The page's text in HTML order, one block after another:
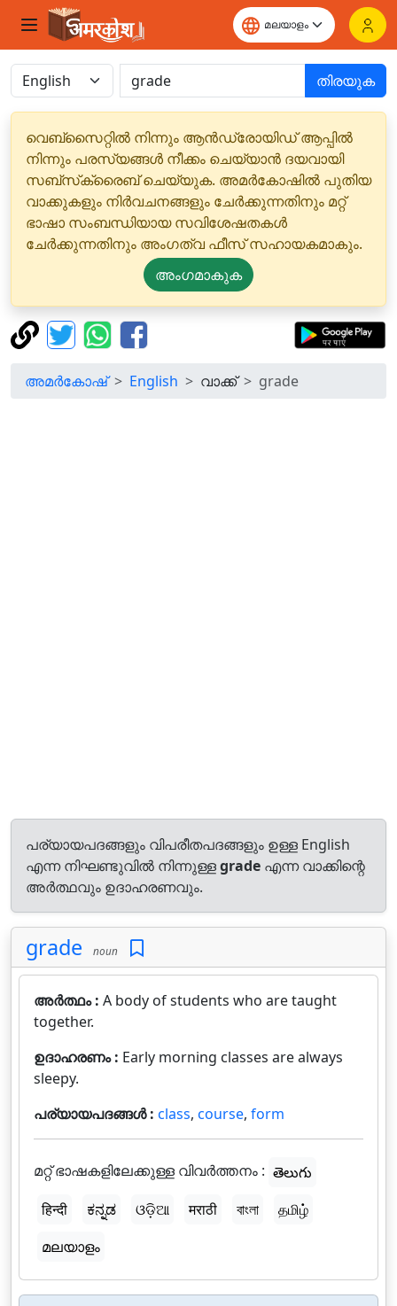
തിരയുക
വെബ്‌സൈറ്റിൽ നിന്നും ആൻഡ്രോയിഡ് ആപ്പിൽ
നിന്നും പരസ്യങ്ങൾ നീക്കം ചെയ്യാൻ ദയവായി
സബ്‌സ്‌ക്രൈബ് ചെയ്യുക. അമർകോഷിൽ പുതിയ
വാക്കുകളും നിർവചനങ്ങളും ചേർക്കുന്നതിനും മറ്റ്
ഭാഷാ സംബന്ധിയായ സവിശേഷതകൾ
ചേർക്കുന്നതിനും അംഗത്വ ഫീസ് സഹായകമാകും.
അംഗമാകുക
അമർകോഷ് English വാക്ക് grade
പര്യായപദങ്ങളും വിപരീതപദങ്ങളും ഉള്ള English
എന്ന നിഘണ്ടുവിൽ നിന്നുള്ളgrade എന്ന വാക്കിന്റെ
അർത്ഥവും ഉദാഹരണവും.
grade noun
അർത്ഥം : A body of students who are taught
together.
ഉദാഹരണം : Early morning classes are always
sleepy.
പര്യായപദങ്ങൾ : class, course, form
മറ്റ് ഭാഷകളിലേക്കുള്ള വിവർത്തനം : తెలుగు
हिन्दी
ಕನ್ನಡ ଓଡ଼ିଆ मराठी বাংলা
தமிழ்
മലയാളം